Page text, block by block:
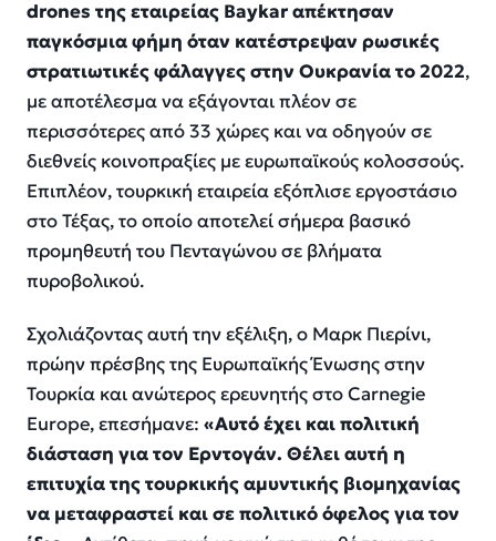
drones της εταιρείας Baykar απέκτησαν
παγκόσμια φήμη όταν κατέστρεψαν ρωσικές
στρατιωτικές φάλαγγες στην Ουκρανία το 2022,
με αποτέλεσμα να εξάγονται πλέον σε
περισσότερες από 33 χώρες και να οδηγούν σε
διεθνείς κοινοπραξίες με ευρωπαϊκούς κολοσσούς.
Επιπλέον, τουρκική εταιρεία εξόπλισε εργοστάσιο
στο Τέξας, το οποίο αποτελεί σήμερα βασικό
προμηθευτή του Πενταγώνου σε βλήματα
πυροβολικού.
Σχολιάζοντας αυτή την εξέλιξη, ο Μαρκ Πιερίνι,
πρώην πρέσβης της Ευρωπαϊκής Ένωσης στην
Τουρκία και ανώτερος ερευνητής στο Carnegie
Europe, επεσήμανε: «Αυτό έχει και πολιτική
διάσταση για τον Ερντογάν. Θέλει αυτή η
επιτυχία της τουρκικής αμυντικής βιομηχανίας
να μεταφραστεί και σε πολιτικό όφελος για τον